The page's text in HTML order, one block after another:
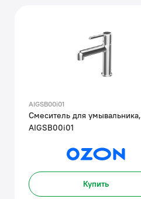
AIGSB00i01
Смеситель для умывальника,
AIGSB00i01
Купить